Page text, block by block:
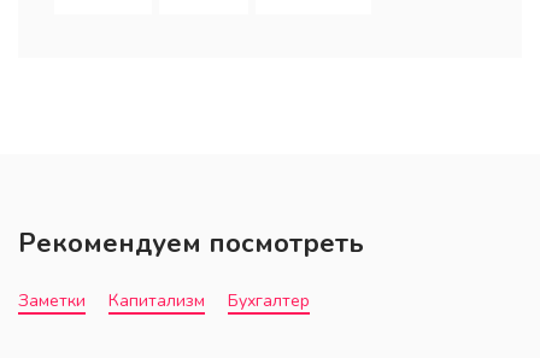
Рекомендуем посмотреть
Заметки Капитализм Бухгалтер